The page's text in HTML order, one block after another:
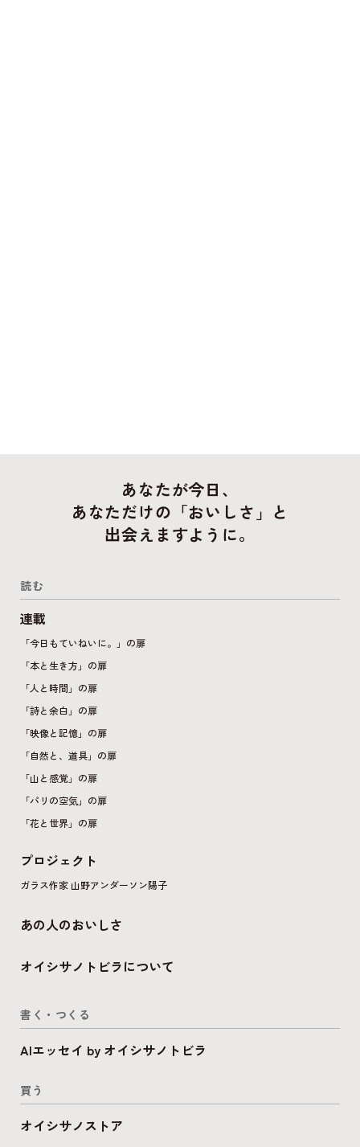
あなたが今日、
あなただけの「おいしさ」と
出会えますように。
読む
連載
「今日もていねいに。」の扉
「本と生き方」の扉
「人と時間」の扉
「詩と余白」の扉
「映像と記憶」の扉
「自然と、道具」の扉
「山と感覚」の扉
「パリの空気」の扉
「花と世界」の扉
プロジェクト
ガラス作家 山野アンダーソン陽子
あの人のおいしさ
オイシサノトビラについて
書く・つくる
AIエッセイ by オイシサノトビラ
買う
オイシサノストア